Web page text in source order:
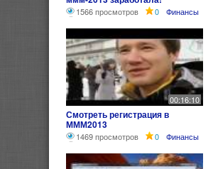
1566 просмотров 0 Финансы
00:16:10
Смотреть регистрация в
МММ2013
1469 просмотров 0 Финансы